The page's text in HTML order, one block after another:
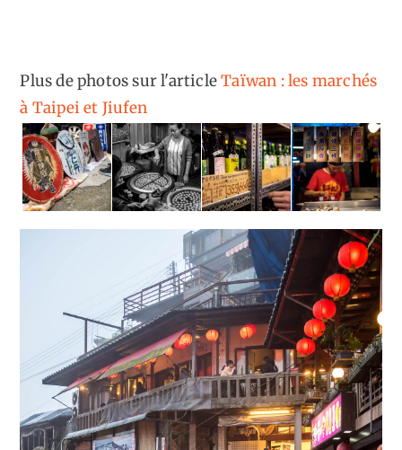
Plus de photos sur l'articleTaïwan : les marchés
à Taipei et Jiufen